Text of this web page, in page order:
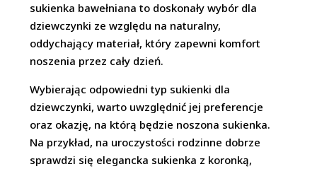
sukienka bawełniana to doskonały wybór dla
dziewczynki ze względu na naturalny,
oddychający materiał, który zapewni komfort
noszenia przez cały dzień.
Wybierając odpowiedni typ sukienki dla
dziewczynki, warto uwzględnić jej preferencje
oraz okazję, na którą będzie noszona sukienka.
Na przykład, na uroczystości rodzinne dobrze
sprawdzi się elegancka sukienka z koronką,